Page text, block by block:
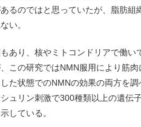
るのではと思っていたが、脂肪
い。
あり、核やミトコンドリアで働
この研究ではNMN服用により筋
た状態でのNMNの効果の両方を
ュリン刺激で300種類以上の遺伝
している。